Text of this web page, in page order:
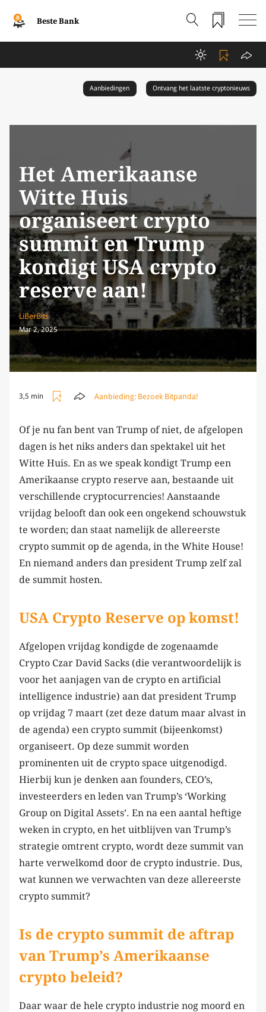
Beste Bank
Aanbiedingen Ontvang het laatste cryptonieuws
Het Amerikaanse
Witte Huis
organiseert crypto
summit en Trump
kondigt USA crypto
reserve aan!
LiBerBits
Mar 2, 2025
3,5 min Aanbieding: Bezoek Bitpanda!
Of je nu fan bent van Trump of niet, de afgelopen
dagen is het niks anders dan spektakel uit het
Witte Huis. En as we speak kondigt Trump een
Amerikaanse crypto reserve aan, bestaande uit
verschillende cryptocurrencies! Aanstaande
vrijdag belooft dan ook een ongekend schouwstuk
te worden; dan staat namelijk de allereerste
crypto summit op de agenda, in the White House!
En niemand anders dan president Trump zelf zal
de summit hosten.
USA Crypto Reserve op komst!
Afgelopen vrijdag kondigde de zogenaamde
Crypto Czar David Sacks (die verantwoordelijk is
voor het aanjagen van de crypto en artificial
intelligence industrie) aan dat president Trump
op vrijdag 7 maart (zet deze datum maar alvast in
de agenda) een crypto summit (bijeenkomst)
organiseert. Op deze summit worden
prominenten uit de crypto space uitgenodigd.
Hierbij kun je denken aan founders, CEO’s,
investeerders en leden van Trump’s ‘Working
Group on Digital Assets’. En na een aantal heftige
weken in crypto, en het uitblijven van Trump’s
strategie omtrent crypto, wordt deze summit van
harte verwelkomd door de crypto industrie. Dus,
wat kunnen we verwachten van deze allereerste
crypto summit?
Is de crypto summit de aftrap
van Trump’s Amerikaanse
crypto beleid?
Daar waar de hele crypto industrie nog moord en